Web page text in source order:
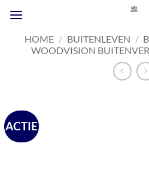
naar
inhoudHOME / BUITENLEVEN /
WOODVISION
ACTIE